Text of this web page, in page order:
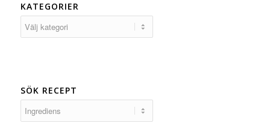
KATEGORIER
SÖK RECEPT